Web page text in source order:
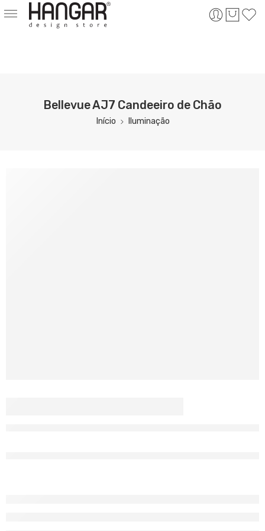
Bellevue AJ7 Candeeiro de Chão
Início Iluminação